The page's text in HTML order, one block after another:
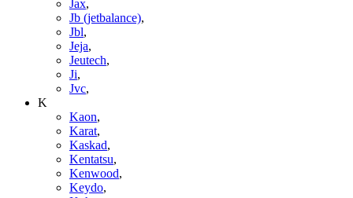
Jax,
Jb (jetbalance),
Jbl,
Jeja,
Jeutech,
Ji,
Jvc,
K
Kaon,
Karat,
Kaskad,
Kentatsu,
Kenwood,
Keydo,